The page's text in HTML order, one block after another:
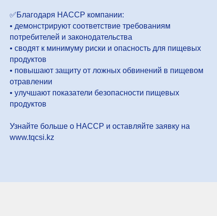
✅️Благодаря HACCP компании:
• демонстрируют соответствие требованиям
потребителей и законодательства
• сводят к минимуму риски и опасность для пищевых
продуктов
• повышают защиту от ложных обвинений в пищевом
отравлении
• улучшают показатели безопасности пищевых
продуктов
Узнайте больше о HACCP и оставляйте заявку на
www.tqcsi.kz